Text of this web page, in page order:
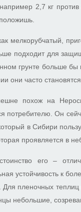
2,7 кг
мелкорубчатый,
подходит для
грунте больше бы
они часто
похож на
потребителю. Он
в Сибири
проявляется в
его –
устойчивость к
пленочных
небольшие,